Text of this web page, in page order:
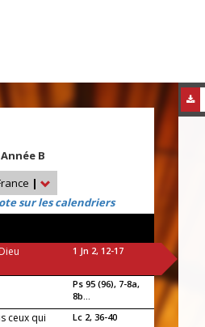
B
|
sur les calendriers
1 Jn 2, 12-17
Ps 95 (96), 7-8a,
8b...
ceux qui
Lc 2, 36-40